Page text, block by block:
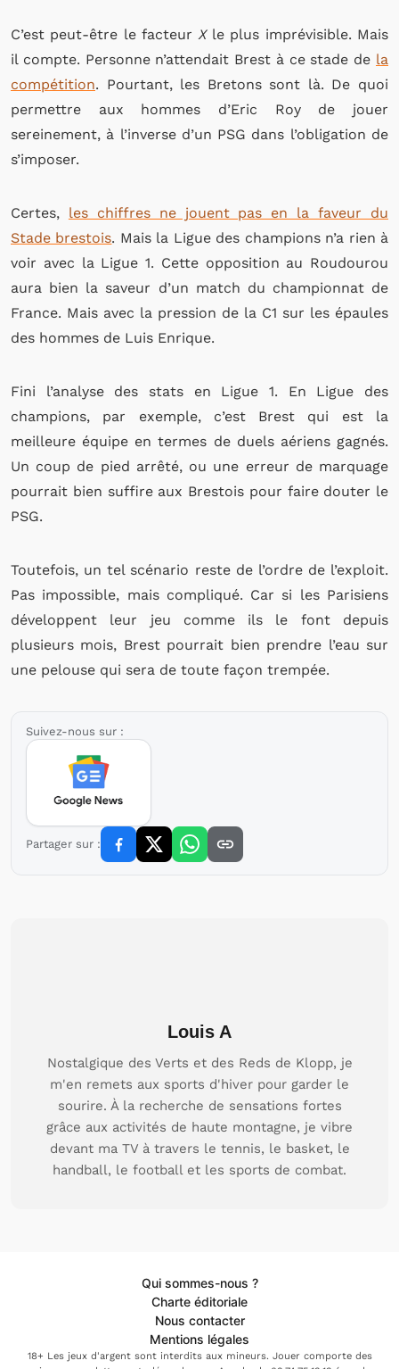
C’est peut-être le facteurXle plus imprévisible. Mais
il compte. Personne n’attendait Brest à ce stade de la
compétition. Pourtant, les Bretons sont là. De quoi
permettre aux hommes d’Eric Roy de jouer
sereinement, à l’inverse d’un PSG dans l’obligation de
s’imposer.
Certes, les chiffres ne jouent pas en la faveur du
Stade brestois. Mais la Ligue des champions n’a rien à
voir avec la Ligue 1. Cette opposition au Roudourou
aura bien la saveur d’un match du championnat de
France. Mais avec la pression de la C1 sur les épaules
des hommes de Luis Enrique.
Fini l’analyse des stats en Ligue 1. En Ligue des
champions, par exemple, c’est Brest qui est la
meilleure équipe en termes de duels aériens gagnés.
Un coup de pied arrêté, ou une erreur de marquage
pourrait bien suffire aux Brestois pour faire douter le
PSG.
Toutefois, un tel scénario reste de l’ordre de l’exploit.
Pas impossible, mais compliqué. Car si les Parisiens
développent leur jeu comme ils le font depuis
plusieurs mois, Brest pourrait bien prendre l’eau sur
une pelouse qui sera de toute façon trempée.
Suivez-nous sur :
Partager sur :
Louis A
Nostalgique des Verts et des Reds de Klopp, je
m'en remets aux sports d'hiver pour garder le
sourire. À la recherche de sensations fortes
grâce aux activités de haute montagne, je vibre
devant ma TV à travers le tennis, le basket, le
handball, le football et les sports de combat.
Qui sommes-nous ?
Charte éditoriale
Nous contacter
Mentions légales
18+ Les jeux d'argent sont interdits aux mineurs. Jouer comporte des